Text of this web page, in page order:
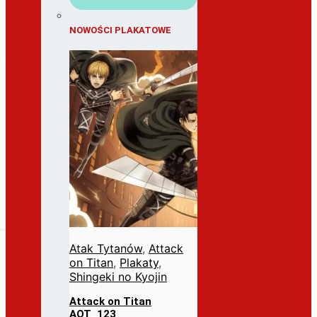
NOWOŚCI PLAKATOWE
Atak Tytanów, Attack
on Titan, Plakaty,
Shingeki no Kyojin
Attack on Titan
AOT_123